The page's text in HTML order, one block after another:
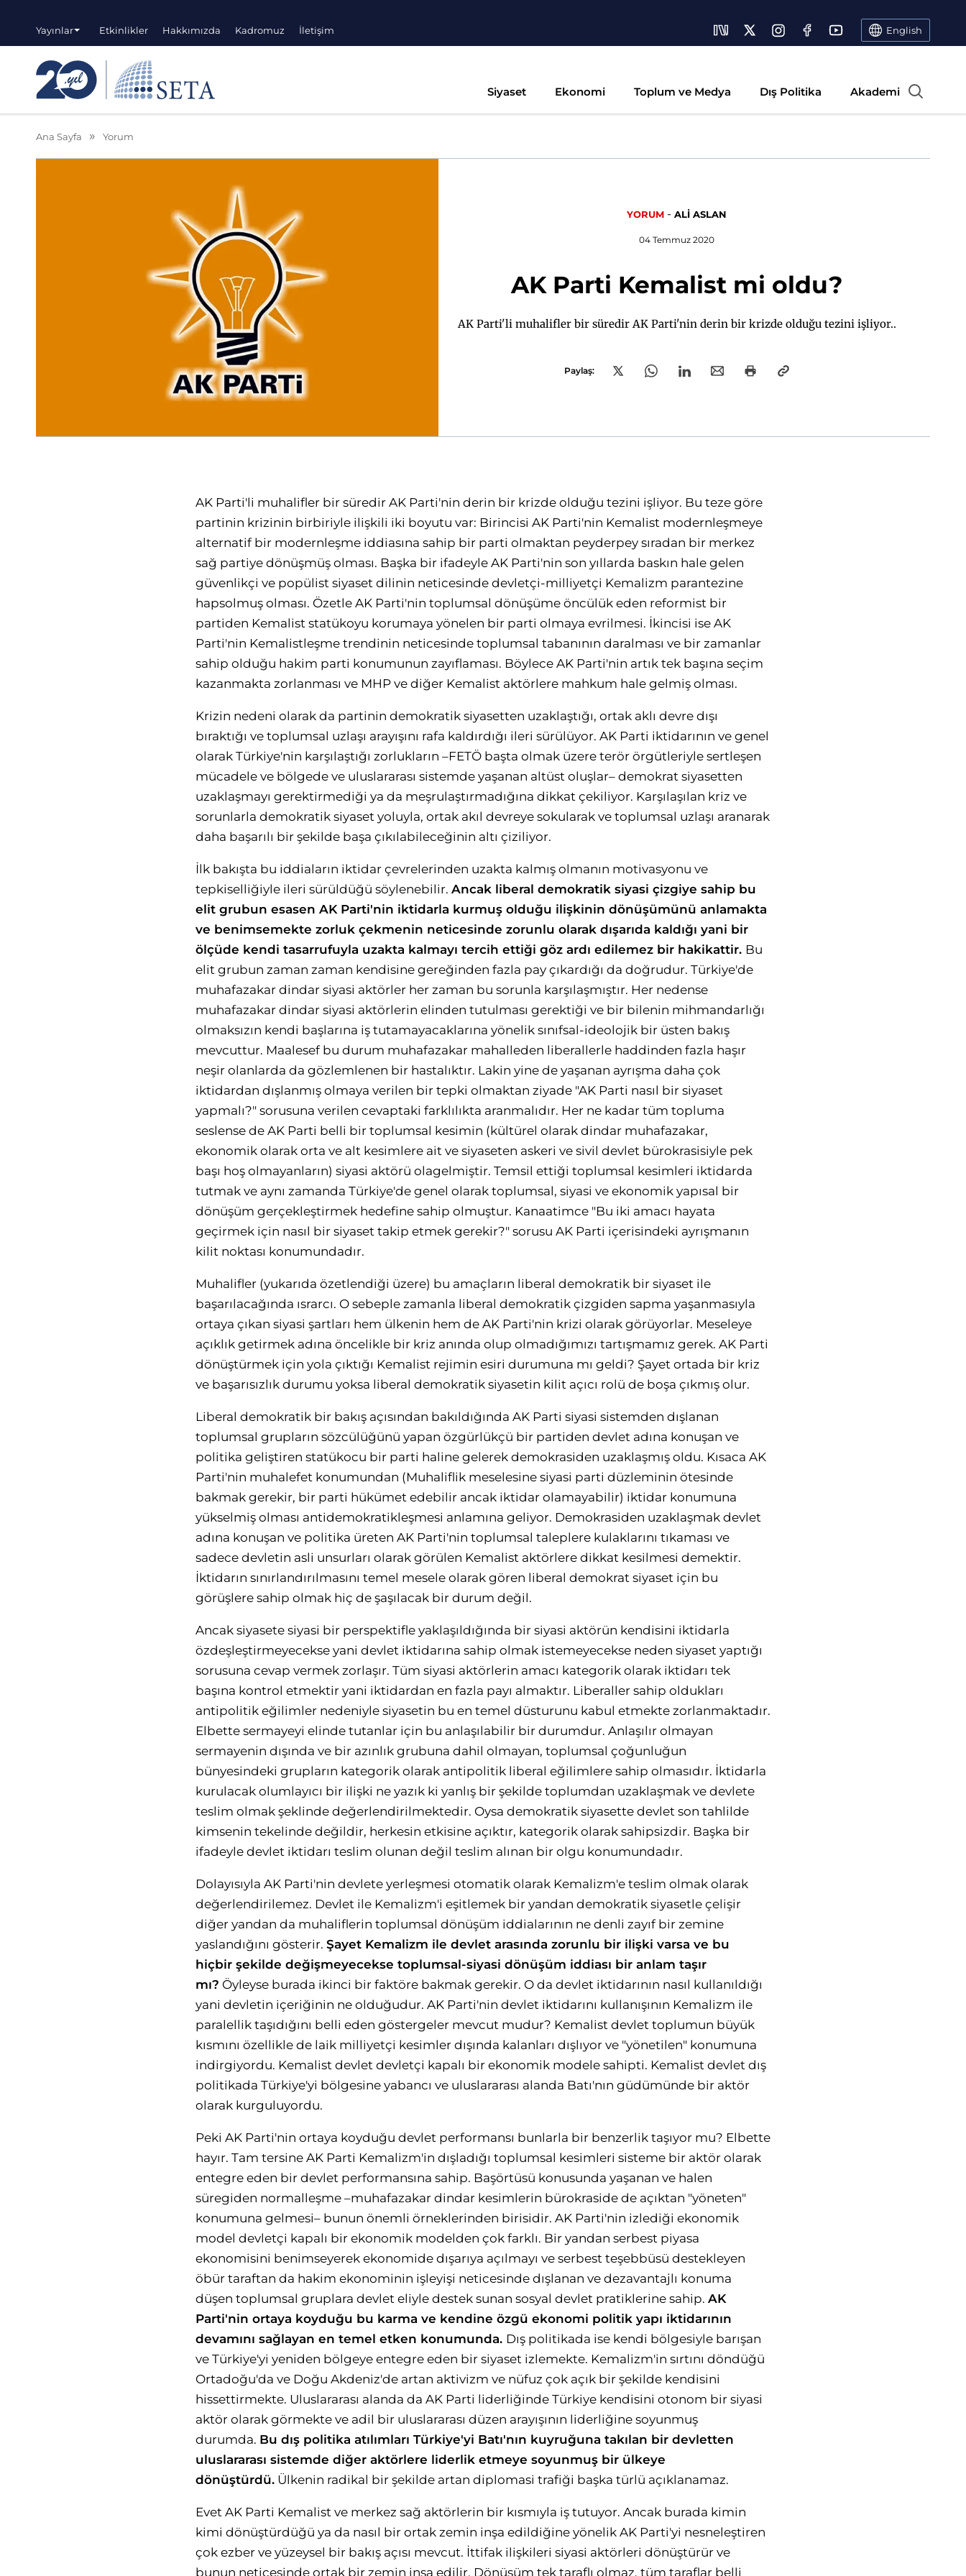
Yayınlar Etkinlikler Hakkımızda Kadromuz İletişim English
Siyaset Ekonomi Toplum ve Medya Dış Politika Akademi
Ana Sayfa Yorum
YORUM -ALİ ASLAN
04 Temmuz 2020
AK Parti Kemalist mi oldu?
AK Parti'li muhalifler bir süredir AK Parti'nin derin bir krizde olduğu tezini işliyor..
Paylaş:
AK Parti'li muhalifler bir süredir AK Parti'nin derin bir krizde olduğu tezini işliyor. Bu teze göre
partinin krizinin birbiriyle ilişkili iki boyutu var: Birincisi AK Parti'nin Kemalist modernleşmeye
alternatif bir modernleşme iddiasına sahip bir parti olmaktan peyderpey sıradan bir merkez
sağ partiye dönüşmüş olması. Başka bir ifadeyle AK Parti'nin son yıllarda baskın hale gelen
güvenlikçi ve popülist siyaset dilinin neticesinde devletçi-milliyetçi Kemalizm parantezine
hapsolmuş olması. Özetle AK Parti'nin toplumsal dönüşüme öncülük eden reformist bir
partiden Kemalist statükoyu korumaya yönelen bir parti olmaya evrilmesi. İkincisi ise AK
Parti'nin Kemalistleşme trendinin neticesinde toplumsal tabanının daralması ve bir zamanlar
sahip olduğu hakim parti konumunun zayıflaması. Böylece AK Parti'nin artık tek başına seçim
kazanmakta zorlanması ve MHP ve diğer Kemalist aktörlere mahkum hale gelmiş olması.
Krizin nedeni olarak da partinin demokratik siyasetten uzaklaştığı, ortak aklı devre dışı
bıraktığı ve toplumsal uzlaşı arayışını rafa kaldırdığı ileri sürülüyor. AK Parti iktidarının ve genel
olarak Türkiye'nin karşılaştığı zorlukların –FETÖ başta olmak üzere terör örgütleriyle sertleşen
mücadele ve bölgede ve uluslararası sistemde yaşanan altüst oluşlar– demokrat siyasetten
uzaklaşmayı gerektirmediği ya da meşrulaştırmadığına dikkat çekiliyor. Karşılaşılan kriz ve
sorunlarla demokratik siyaset yoluyla, ortak akıl devreye sokularak ve toplumsal uzlaşı aranarak
daha başarılı bir şekilde başa çıkılabileceğinin altı çiziliyor.
İlk bakışta bu iddiaların iktidar çevrelerinden uzakta kalmış olmanın motivasyonu ve
tepkiselliğiyle ileri sürüldüğü söylenebilir. Ancak liberal demokratik siyasi çizgiye sahip bu
elit grubun esasen AK Parti'nin iktidarla kurmuş olduğu ilişkinin dönüşümünü anlamakta
ve benimsemekte zorluk çekmenin neticesinde zorunlu olarak dışarıda kaldığı yani bir
ölçüde kendi tasarrufuyla uzakta kalmayı tercih ettiği göz ardı edilemez bir hakikattir. Bu
elit grubun zaman zaman kendisine gereğinden fazla pay çıkardığı da doğrudur. Türkiye'de
muhafazakar dindar siyasi aktörler her zaman bu sorunla karşılaşmıştır. Her nedense
muhafazakar dindar siyasi aktörlerin elinden tutulması gerektiği ve bir bilenin mihmandarlığı
olmaksızın kendi başlarına iş tutamayacaklarına yönelik sınıfsal-ideolojik bir üsten bakış
mevcuttur. Maalesef bu durum muhafazakar mahalleden liberallerle haddinden fazla haşır
neşir olanlarda da gözlemlenen bir hastalıktır. Lakin yine de yaşanan ayrışma daha çok
iktidardan dışlanmış olmaya verilen bir tepki olmaktan ziyade "AK Parti nasıl bir siyaset
yapmalı?" sorusuna verilen cevaptaki farklılıkta aranmalıdır. Her ne kadar tüm topluma
seslense de AK Parti belli bir toplumsal kesimin (kültürel olarak dindar muhafazakar,
ekonomik olarak orta ve alt kesimlere ait ve siyaseten askeri ve sivil devlet bürokrasisiyle pek
başı hoş olmayanların) siyasi aktörü olagelmiştir. Temsil ettiği toplumsal kesimleri iktidarda
tutmak ve aynı zamanda Türkiye'de genel olarak toplumsal, siyasi ve ekonomik yapısal bir
dönüşüm gerçekleştirmek hedefine sahip olmuştur. Kanaatimce "Bu iki amacı hayata
geçirmek için nasıl bir siyaset takip etmek gerekir?" sorusu AK Parti içerisindeki ayrışmanın
kilit noktası konumundadır.
Muhalifler (yukarıda özetlendiği üzere) bu amaçların liberal demokratik bir siyaset ile
başarılacağında ısrarcı. O sebeple zamanla liberal demokratik çizgiden sapma yaşanmasıyla
ortaya çıkan siyasi şartları hem ülkenin hem de AK Parti'nin krizi olarak görüyorlar. Meseleye
açıklık getirmek adına öncelikle bir kriz anında olup olmadığımızı tartışmamız gerek. AK Parti
dönüştürmek için yola çıktığı Kemalist rejimin esiri durumuna mı geldi? Şayet ortada bir kriz
ve başarısızlık durumu yoksa liberal demokratik siyasetin kilit açıcı rolü de boşa çıkmış olur.
Liberal demokratik bir bakış açısından bakıldığında AK Parti siyasi sistemden dışlanan
toplumsal grupların sözcülüğünü yapan özgürlükçü bir partiden devlet adına konuşan ve
politika geliştiren statükocu bir parti haline gelerek demokrasiden uzaklaşmış oldu. Kısaca AK
Parti'nin muhalefet konumundan (Muhaliflik meselesine siyasi parti düzleminin ötesinde
bakmak gerekir, bir parti hükümet edebilir ancak iktidar olamayabilir) iktidar konumuna
yükselmiş olması antidemokratikleşmesi anlamına geliyor. Demokrasiden uzaklaşmak devlet
adına konuşan ve politika üreten AK Parti'nin toplumsal taleplere kulaklarını tıkaması ve
sadece devletin asli unsurları olarak görülen Kemalist aktörlere dikkat kesilmesi demektir.
İktidarın sınırlandırılmasını temel mesele olarak gören liberal demokrat siyaset için bu
görüşlere sahip olmak hiç de şaşılacak bir durum değil.
Ancak siyasete siyasi bir perspektifle yaklaşıldığında bir siyasi aktörün kendisini iktidarla
özdeşleştirmeyecekse yani devlet iktidarına sahip olmak istemeyecekse neden siyaset yaptığı
sorusuna cevap vermek zorlaşır. Tüm siyasi aktörlerin amacı kategorik olarak iktidarı tek
başına kontrol etmektir yani iktidardan en fazla payı almaktır. Liberaller sahip oldukları
antipolitik eğilimler nedeniyle siyasetin bu en temel düsturunu kabul etmekte zorlanmaktadır.
Elbette sermayeyi elinde tutanlar için bu anlaşılabilir bir durumdur. Anlaşılır olmayan
sermayenin dışında ve bir azınlık grubuna dahil olmayan, toplumsal çoğunluğun
bünyesindeki grupların kategorik olarak antipolitik liberal eğilimlere sahip olmasıdır. İktidarla
kurulacak olumlayıcı bir ilişki ne yazık ki yanlış bir şekilde toplumdan uzaklaşmak ve devlete
teslim olmak şeklinde değerlendirilmektedir. Oysa demokratik siyasette devlet son tahlilde
kimsenin tekelinde değildir, herkesin etkisine açıktır, kategorik olarak sahipsizdir. Başka bir
ifadeyle devlet iktidarı teslim olunan değil teslim alınan bir olgu konumundadır.
Dolayısıyla AK Parti'nin devlete yerleşmesi otomatik olarak Kemalizm'e teslim olmak olarak
değerlendirilemez. Devlet ile Kemalizm'i eşitlemek bir yandan demokratik siyasetle çelişir
diğer yandan da muhaliflerin toplumsal dönüşüm iddialarının ne denli zayıf bir zemine
yaslandığını gösterir. Şayet Kemalizm ile devlet arasında zorunlu bir ilişki varsa ve bu
hiçbir şekilde değişmeyecekse toplumsal-siyasi dönüşüm iddiası bir anlam taşır
mı? Öyleyse burada ikinci bir faktöre bakmak gerekir. O da devlet iktidarının nasıl kullanıldığı
yani devletin içeriğinin ne olduğudur. AK Parti'nin devlet iktidarını kullanışının Kemalizm ile
paralellik taşıdığını belli eden göstergeler mevcut mudur? Kemalist devlet toplumun büyük
kısmını özellikle de laik milliyetçi kesimler dışında kalanları dışlıyor ve "yönetilen" konumuna
indirgiyordu. Kemalist devlet devletçi kapalı bir ekonomik modele sahipti. Kemalist devlet dış
politikada Türkiye'yi bölgesine yabancı ve uluslararası alanda Batı'nın güdümünde bir aktör
olarak kurguluyordu.
Peki AK Parti'nin ortaya koyduğu devlet performansı bunlarla bir benzerlik taşıyor mu? Elbette
hayır. Tam tersine AK Parti Kemalizm'in dışladığı toplumsal kesimleri sisteme bir aktör olarak
entegre eden bir devlet performansına sahip. Başörtüsü konusunda yaşanan ve halen
süregiden normalleşme –muhafazakar dindar kesimlerin bürokraside de açıktan "yöneten"
konumuna gelmesi– bunun önemli örneklerinden birisidir. AK Parti'nin izlediği ekonomik
model devletçi kapalı bir ekonomik modelden çok farklı. Bir yandan serbest piyasa
ekonomisini benimseyerek ekonomide dışarıya açılmayı ve serbest teşebbüsü destekleyen
öbür taraftan da hakim ekonominin işleyişi neticesinde dışlanan ve dezavantajlı konuma
düşen toplumsal gruplara devlet eliyle destek sunan sosyal devlet pratiklerine sahip. AK
Parti'nin ortaya koyduğu bu karma ve kendine özgü ekonomi politik yapı iktidarının
devamını sağlayan en temel etken konumunda. Dış politikada ise kendi bölgesiyle barışan
ve Türkiye'yi yeniden bölgeye entegre eden bir siyaset izlemekte. Kemalizm'in sırtını döndüğü
Ortadoğu'da ve Doğu Akdeniz'de artan aktivizm ve nüfuz çok açık bir şekilde kendisini
hissettirmekte. Uluslararası alanda da AK Parti liderliğinde Türkiye kendisini otonom bir siyasi
aktör olarak görmekte ve adil bir uluslararası düzen arayışının liderliğine soyunmuş
durumda. Bu dış politika atılımları Türkiye'yi Batı'nın kuyruğuna takılan bir devletten
uluslararası sistemde diğer aktörlere liderlik etmeye soyunmuş bir ülkeye
dönüştürdü. Ülkenin radikal bir şekilde artan diplomasi trafiği başka türlü açıklanamaz.
Evet AK Parti Kemalist ve merkez sağ aktörlerin bir kısmıyla iş tutuyor. Ancak burada kimin
kimi dönüştürdüğü ya da nasıl bir ortak zemin inşa edildiğine yönelik AK Parti'yi nesneleştiren
çok ezber ve yüzeysel bir bakış açısı mevcut. İttifak ilişkileri siyasi aktörleri dönüştürür ve
bunun neticesinde ortak bir zemin inşa edilir. Dönüşüm tek taraflı olmaz, tüm taraflar belli